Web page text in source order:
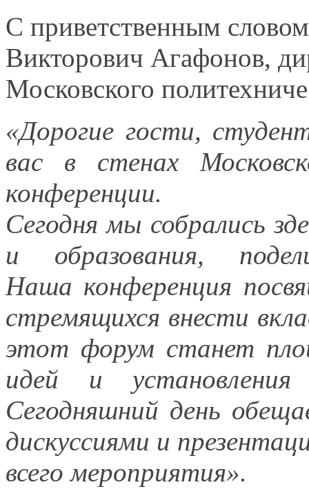
С приветственным
Викторович Агафонов,
Московского
«Дорогие гости,
вас в стенах
конференции.
Сегоднямы собрались
и образования,
Наша конференция
стремящихся внести
этот форум станет
идей и установления
Сегодняшний день
дискуссиями и
всего мероприятия».